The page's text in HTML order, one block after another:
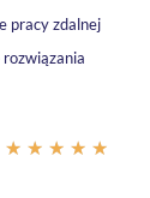
pracy zdalnej
rozwiązania
★ ★ ★ ★ ★